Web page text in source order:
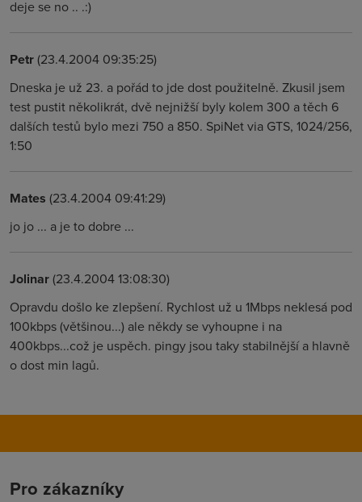
deje se no .. .:)
Petr(23.4.2004 09:35:25)
Dneska je už 23. a pořád to jde dost použitelně. Zkusil jsem
test pustit několikrát, dvě nejnižší byly kolem 300 a těch 6
dalších testů bylo mezi 750 a 850. SpiNet via GTS, 1024/256,
1:50
Mates (23.4.2004 09:41:29)
jo jo ... a je to dobre ...
Jolinar(23.4.2004 13:08:30)
Opravdu došlo ke zlepšení. Rychlost už u 1Mbps neklesá pod
100kbps (většinou...) ale někdy se vyhoupne i na
400kbps...což je uspěch. pingy jsou taky stabilnější a hlavně
o dost min lagů.
Pro zákazníky